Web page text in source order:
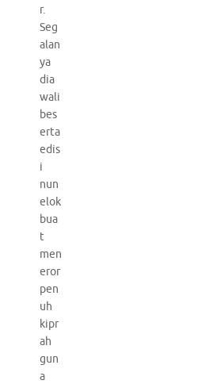
r.
Seg
alan
ya
dia
wali
bes
erta
edis
i
nun
elok
bua
t
men
eror
pen
uh
kipr
ah
gun
a